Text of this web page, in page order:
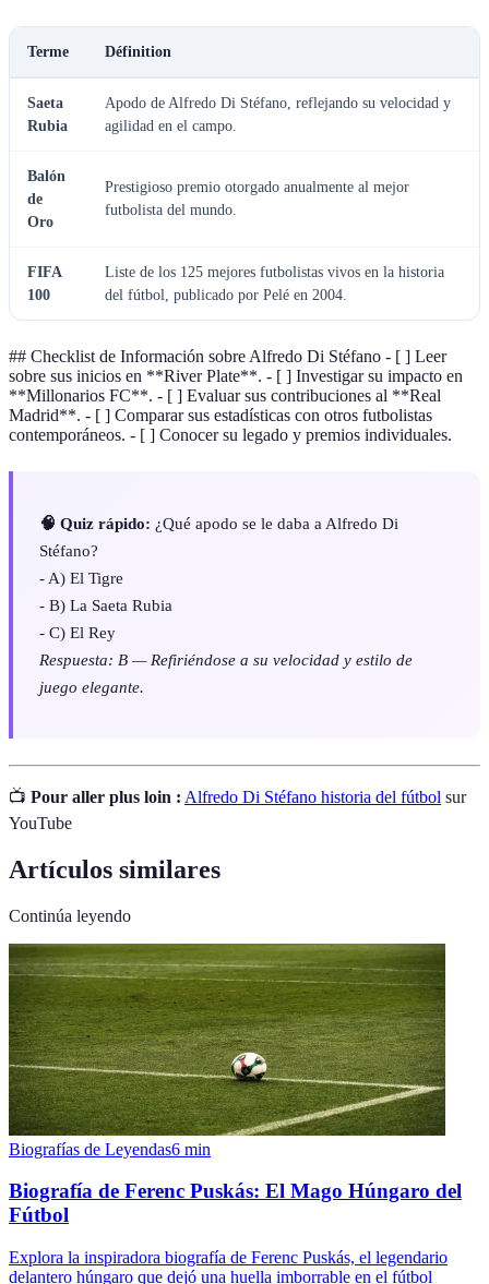
Terme Définition
Saeta
Rubia
Apodo de Alfredo Di Stéfano, reflejando su velocidad y
agilidad en el campo.
Balón
de
Oro
Prestigioso premio otorgado anualmente al mejor
futbolista del mundo.
FIFA
100
Liste de los 125 mejores futbolistas vivos en la historia
del fútbol, publicado por Pelé en 2004.
## Checklist de Información sobre Alfredo Di Stéfano - [ ] Leer
sobre sus inicios en **River Plate**. - [ ] Investigar su impacto en
**Millonarios FC**. - [ ] Evaluar sus contribuciones al **Real
Madrid**. - [ ] Comparar sus estadísticas con otros futbolistas
contemporáneos. - [ ] Conocer su legado y premios individuales.
🧠 Quiz rápido: ¿Qué apodo se le daba a Alfredo Di
Stéfano?
- A) El Tigre
- B) La Saeta Rubia
- C) El Rey
Respuesta: B — Refiriéndose a su velocidad y estilo de
juego elegante.
📺 Pour aller plus loin : Alfredo Di Stéfano historia del fútbol sur
YouTube
Artículos similares
Continúa leyendo
Biografías de Leyendas6 min
Biografía de Ferenc Puskás: El Mago Húngaro del
Fútbol
Explora la inspiradora biografía de Ferenc Puskás, el legendario
delantero húngaro que dejó una huella imborrable en el fútbol